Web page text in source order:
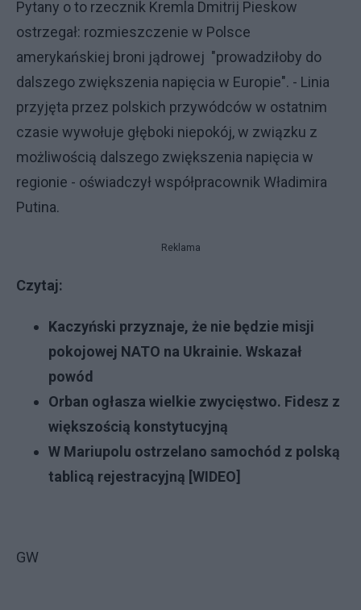
Pytany o to rzecznik Kremla Dmitrij Pieskow
ostrzegał: rozmieszczenie w Polsce
amerykańskiej broni jądrowej "prowadziłoby do
dalszego zwiększenia napięcia w Europie". - Linia
przyjęta przez polskich przywódców w ostatnim
czasie wywołuje głęboki niepokój, w związku z
możliwością dalszego zwiększenia napięcia w
regionie - oświadczył współpracownik Władimira
Putina.
Reklama
Czytaj:
Kaczyński przyznaje, że nie będzie misji
pokojowej NATO na Ukrainie. Wskazał
powód
Orban ogłasza wielkie zwycięstwo. Fidesz z
większością konstytucyjną
W Mariupolu ostrzelano samochód z polską
tablicą rejestracyjną [WIDEO]
GW